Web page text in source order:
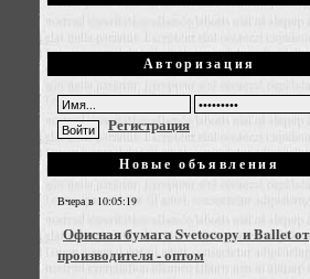
Авторизация
Регистрация
Новые объявления
Вчера в 10:05:19
Офисная бумага Svetocopy и Ballet от
производителя - оптом